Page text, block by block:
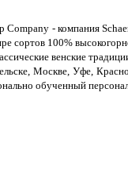
- компания
сортов 100%
венские
Москве, Уфе,
обученный